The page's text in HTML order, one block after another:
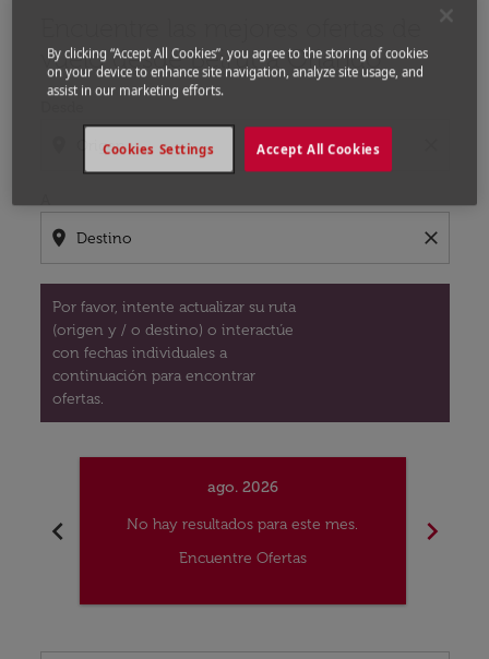
vuelo desde Beirut a Orlando
location_on close
Por favor, intente actualizar su ruta
(origen y / o destino) o interactúe
con fechas individuales a
continuación para encontrar
ofertas.
chevron_left
ago. 2026
No hay resultados para este mes.
Encuentre Ofertas
chevron_right
By clicking “Accept All Cookies”, you agree to the storing of cookies
on your device to enhance site navigation, analyze site usage, and
assist in our marketing efforts.
Accept All Cookies
Cookies Settings